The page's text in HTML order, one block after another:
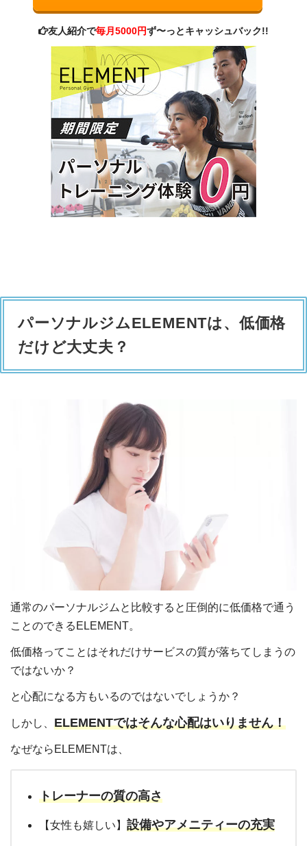
友人紹介で毎月5000円ず〜っとキャッシュバック!!
パーソナルジムELEMENTは、低価格
だけど大丈夫？
通常のパーソナルジムと比較すると圧倒的に低価格で通う
ことのできるELEMENT。
低価格ってことはそれだけサービスの質が落ちてしまうの
ではないか？
と心配になる方もいるのではないでしょうか？
しかし、 ELEMENTではそんな心配はいりません！
なぜならELEMENTは、
トレーナーの質の高さ
【女性も嬉しい】 設備やアメニティーの充実